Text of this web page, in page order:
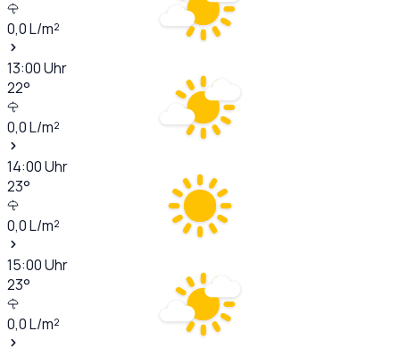
0,0L/m²
13:00Uhr
22°
0,0L/m²
14:00Uhr
23°
0,0L/m²
15:00Uhr
23°
0,0L/m²